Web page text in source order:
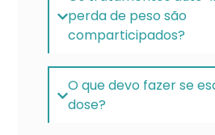
perda de peso são
comparticipados?
O que devo fazer se
dose?